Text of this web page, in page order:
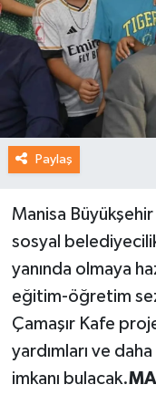
Paylaş
Manisa
sosyal
yanında olmaya
eğitim-öğretim
Çamaşır Kafe
yardımları ve
imkanı bulacak.